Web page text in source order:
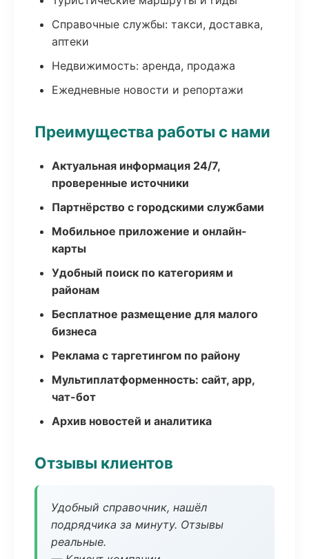
Справочные службы: такси, доставка,
аптеки
Недвижимость: аренда, продажа
Ежедневные новости и репортажи
Преимущества работы с нами
Актуальная информация 24/7,
проверенные источники
Партнёрство с городскими службами
Мобильное приложение и онлайн-
карты
Удобный поиск по категориям и
районам
Бесплатное размещение для малого
бизнеса
Реклама с таргетингом по району
Мультиплатформенность: сайт, app,
чат-бот
Архив новостей и аналитика
Отзывы клиентов
Удобный справочник, нашёл
подрядчика за минуту. Отзывы
реальные.